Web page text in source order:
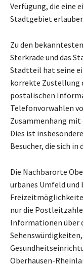
Verfügung, die eine
Stadtgebiet
Zu den
Sterkrade und das
Stadtteil hat seine
korrekte Zustellung
postalischen
Telefonvorwahlen
Zusammenhang
Dies ist
Besucher, die sich
Die Nachbarorte
urbanes Umfeld
nur die
Informationen über
Oberhausen-